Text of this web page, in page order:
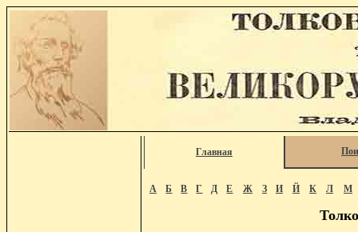
Главная
А Б В Г Д Е Ж З И Й К Л М